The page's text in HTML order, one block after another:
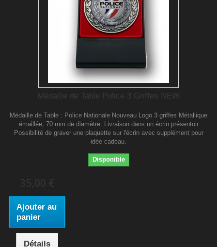
Médaille de Table Police 3 Griffes NEW
Médaille de Table : Police Nationale Nouveau Logo 3 griffes Métallique
émaillée, 70 mm de diamètre. Livraison dans un écrin présentoir
Possibilité de graver une plaquette sur l'écrin avec supplément pour
idée cadeau.
Disponible
Ajouter au
panier
Détails